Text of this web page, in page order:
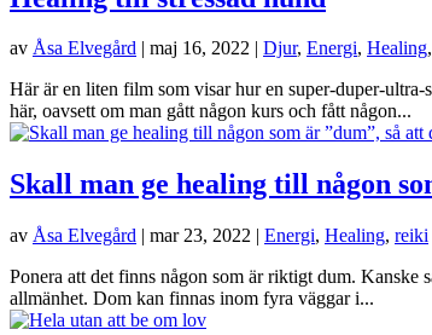
av Åsa Elvegård | maj 16, 2022 | Djur, Energi, Healing,
Här är en liten film som visar hur en super-duper-
här, oavsett om man gått någon kurs och fått någon...
Skall man ge healing till någon
av Åsa Elvegård | mar 23, 2022 | Energi, Healing, reiki
Ponera att det finns någon som är riktigt dum. Kanske
allmänhet. Dom kan finnas inom fyra väggar i...